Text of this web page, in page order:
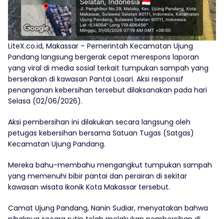
LiteX.co.id, Makassar – Pemerintah Kecamatan Ujung
Pandang langsung bergerak cepat merespons laporan
yang viral di media sosial terkait tumpukan sampah yang
berserakan di kawasan Pantai Losari. Aksi responsif
penanganan kebersihan tersebut dilaksanakan pada hari
Selasa (02/06/2026).
Aksi pembersihan ini dilakukan secara langsung oleh
petugas kebersihan bersama Satuan Tugas (Satgas)
Kecamatan Ujung Pandang.
Mereka bahu-membahu mengangkut tumpukan sampah
yang memenuhi bibir pantai dan perairan di sekitar
kawasan wisata ikonik Kota Makassar tersebut.
Camat Ujung Pandang, Nanin Sudiar, menyatakan bahwa